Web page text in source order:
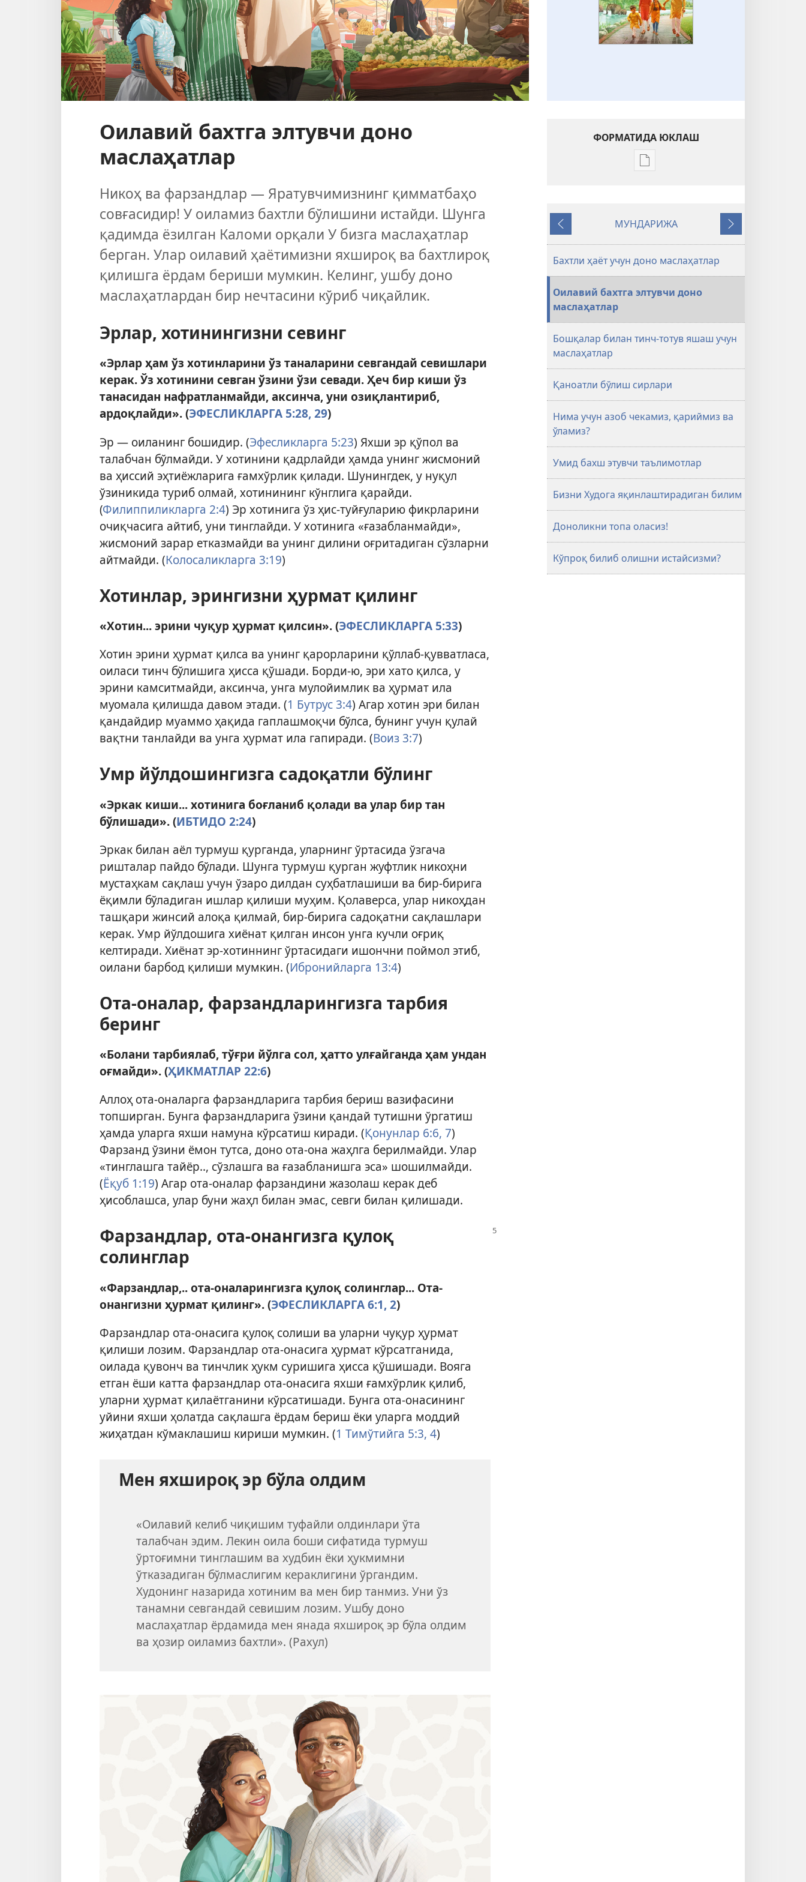
Оилавий бахтга элтувчи доно
маслаҳатлар
Никоҳ ва фарзандлар — Яратувчимизнинг қимматбаҳо
совғасидир! У оиламиз бахтли бўлишини истайди. Шунга
қадимда ёзилган Каломи орқали У бизга маслаҳатлар
берган. Улар оилавий ҳаётимизни яхшироқ ва бахтлироқ
қилишга ёрдам бериши мумкин. Келинг, ушбу доно
маслаҳатлардан бир нечтасини кўриб чиқайлик.
Эрлар, хотинингизни севинг
«Эрлар ҳам ўз хотинларини ўз таналарини севгандай севишлари
керак. Ўз хотинини севган ўзини ўзи севади. Ҳеч бир киши ўз
танасидан нафратланмайди, аксинча, уни озиқлантириб,
ардоқлайди». (ЭФЕСЛИКЛАРГА 5:28, 29)
Эр — оиланинг бошидир. (Эфесликларга 5:23) Яхши эр қўпол ва
талабчан бўлмайди. У хотинини қадрлайди ҳамда унинг жисмоний
ва ҳиссий эҳтиёжларига ғамхўрлик қилади. Шунингдек, у нуқул
ўзиникида туриб олмай, хотинининг кўнглига қарайди.
(Филиппиликларга 2:4) Эр хотинига ўз ҳис-туйғуларию фикрларини
очиқчасига айтиб, уни тинглайди. У хотинига «ғазабланмайди»,
жисмоний зарар етказмайди ва унинг дилини оғритадиган сўзларни
айтмайди. (Колосаликларга 3:19)
Хотинлар, эрингизни ҳурмат қилинг
«Хотин... эрини чуқур ҳурмат қилсин». (ЭФЕСЛИКЛАРГА 5:33)
Хотин эрини ҳурмат қилса ва унинг қарорларини қўллаб-қувватласа,
оиласи тинч бўлишига ҳисса қўшади. Борди-ю, эри хато қилса, у
эрини камситмайди, аксинча, унга мулойимлик ва ҳурмат ила
муомала қилишда давом этади. (1 Бутрус 3:4) Агар хотин эри билан
қандайдир муаммо ҳақида гаплашмоқчи бўлса, бунинг учун қулай
вақтни танлайди ва унга ҳурмат ила гапиради. (Воиз 3:7)
Умр йўлдошингизга садоқатли бўлинг
«Эркак киши... хотинига боғланиб қолади ва улар бир тан
бўлишади». (ИБТИДО 2:24)
Эркак билан аёл турмуш қурганда, уларнинг ўртасида ўзгача
ришталар пайдо бўлади. Шунга турмуш қурган жуфтлик никоҳни
мустаҳкам сақлаш учун ўзаро дилдан суҳбатлашиши ва бир-бирига
ёқимли бўладиган ишлар қилиши муҳим. Қолаверса, улар никоҳдан
ташқари жинсий алоқа қилмай, бир-бирига садоқатни сақлашлари
керак. Умр йўлдошига хиёнат қилган инсон унга кучли оғриқ
келтиради. Хиёнат эр-хотиннинг ўртасидаги ишончни поймол этиб,
оилани барбод қилиши мумкин. (Ибронийларга 13:4)
Ота-оналар, фарзандларингизга тарбия
беринг
«Болани тарбиялаб, тўғри йўлга сол, ҳатто улғайганда ҳам ундан
оғмайди». (ҲИКМАТЛАР 22:6)
Аллоҳ ота-оналарга фарзандларига тарбия бериш вазифасини
топширган. Бунга фарзандларига ўзини қандай тутишни ўргатиш
ҳамда уларга яхши намуна кўрсатиш киради. (Қонунлар 6:6, 7)
Фарзанд ўзини ёмон тутса, доно ота-она жаҳлга берилмайди. Улар
«тинглашга тайёр.., сўзлашга ва ғазабланишга эса» шошилмайди.
(Ёқуб 1:19) Агар ота-оналар фарзандини жазолаш керак деб
ҳисоблашса, улар буни жаҳл билан эмас, севги билан қилишади.
Фарзандлар, ота-онангизга қулоқ
солинглар
«Фарзандлар,.. ота-оналарингизга қулоқ солинглар... Ота-
онангизни ҳурмат қилинг». (ЭФЕСЛИКЛАРГА 6:1, 2)
Фарзандлар ота-онасига қулоқ солиши ва уларни чуқур ҳурмат
қилиши лозим. Фарзандлар ота-онасига ҳурмат кўрсатганида,
оилада қувонч ва тинчлик ҳукм суришига ҳисса қўшишади. Вояга
етган ёши катта фарзандлар ота-онасига яхши ғамхўрлик қилиб,
уларни ҳурмат қилаётганини кўрсатишади. Бунга ота-онасининг
уйини яхши ҳолатда сақлашга ёрдам бериш ёки уларга моддий
жиҳатдан кўмаклашиш кириши мумкин. (1 Тимўтийга 5:3, 4)
Мен яхшироқ эр бўла олдим
«Оилавий келиб чиқишим туфайли олдинлари ўта
талабчан эдим. Лекин оила боши сифатида турмуш
ўртоғимни тинглашим ва худбин ёки ҳукмимни
ўтказадиган бўлмаслигим кераклигини ўргандим.
Худонинг назарида хотиним ва мен бир танмиз. Уни ўз
танамни севгандай севишим лозим. Ушбу доно
маслаҳатлар ёрдамида мен янада яхшироқ эр бўла олдим
ва ҳозир оиламиз бахтли». (Рахул)
ФОРМАТИДА ЮКЛАШ
Электрон
олиш
Бахтли
учун
маслаҳатлар
Орқага
МУНДАРИЖА
Кейингиси
Бахтли ҳаёт учун доно маслаҳатлар
Оилавий бахтга элтувчи доно
маслаҳатлар
Бошқалар билан тинч-тотув яшаш учун
маслаҳатлар
Қаноатли бўлиш сирлари
Нима учун азоб чекамиз, қариймиз ва
ўламиз?
Умид бахш этувчи таълимотлар
Бизни Худога яқинлаштирадиган билим
Доноликни топа оласиз!
Кўпроқ билиб олишни истайсизми?